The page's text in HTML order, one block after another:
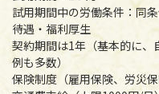
試用期間中の労働条件：同
待遇・福利厚生
契約期間は1年（基本的に、
例も多数）
保険制度（雇用保険、労災